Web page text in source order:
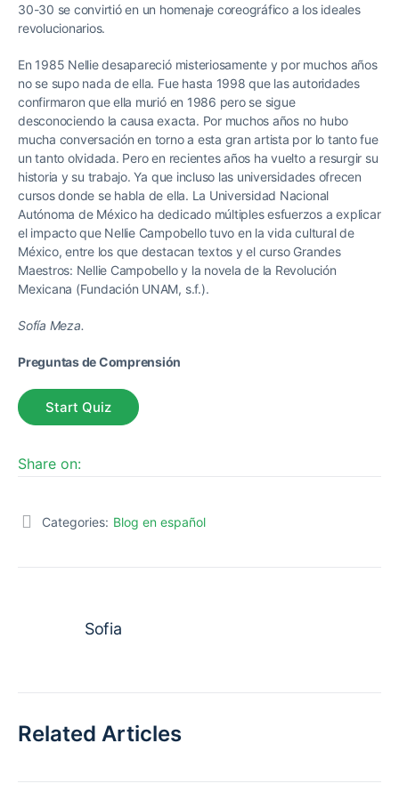
30-30 se convirtió en un homenaje coreográfico a los ideales
revolucionarios.
En 1985 Nellie desapareció misteriosamente y por muchos años
no se supo nada de ella. Fue hasta 1998 que las autoridades
confirmaron que ella murió en 1986 pero se sigue
desconociendo la causa exacta. Por muchos años no hubo
mucha conversación en torno a esta gran artista por lo tanto fue
un tanto olvidada. Pero en recientes años ha vuelto a resurgir su
historia y su trabajo. Ya que incluso las universidades ofrecen
cursos donde se habla de ella. La Universidad Nacional
Autónoma de México ha dedicado múltiples esfuerzos a explicar
el impacto que Nellie Campobello tuvo en la vida cultural de
México, entre los que destacan textos y el curso Grandes
Maestros: Nellie Campobello y la novela de la Revolución
Mexicana (Fundación UNAM, s.f.).
Sofía Meza.
Preguntas de Comprensión
Share on:
Categories: Blog en español
Sofia
Related Articles